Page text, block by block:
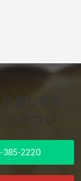
ましたら
2220